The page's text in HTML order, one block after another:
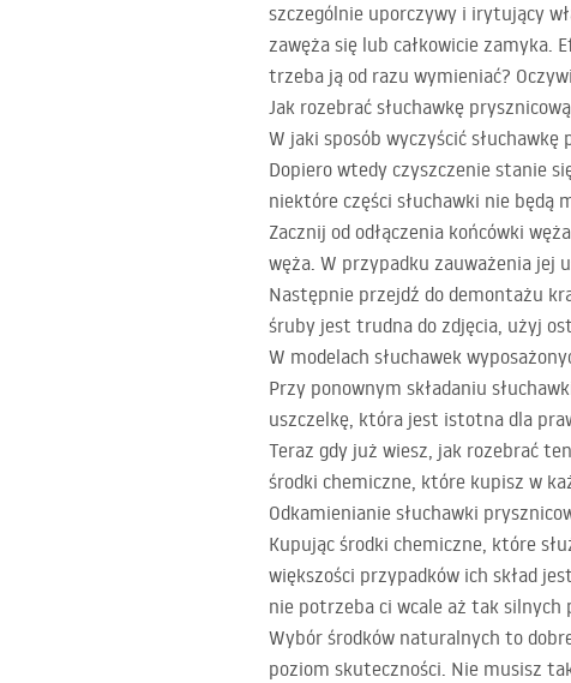
Akcesoria i meble łazienkowe
szczególnie uporczywy i irytujący
zawęża się lub całkowicie zamyka.
trzeba ją od razu wymieniać?
Jak rozebrać słuchawkę
W jaki sposób wyczyścić
Dopiero wtedy czyszczenie stanie
niektóre części słuchawki nie będą
Zacznij od odłączenia końcówki
węża. W przypadku zauważenia jej
Następnie przejdź do demontażu
śruby jest trudna do zdjęcia, użyj
W modelach słuchawek
Przy ponownym składaniu
uszczelkę, która jest istotna dla
Teraz gdy już wiesz, jak rozebrać
środki chemiczne, które kupisz w
Odkamienianie słuchawki
Kupując środki chemiczne, które
większości przypadków ich skład
nie potrzeba ci wcale aż tak silnych
Wybór środków naturalnych to
poziom skuteczności. Nie musisz